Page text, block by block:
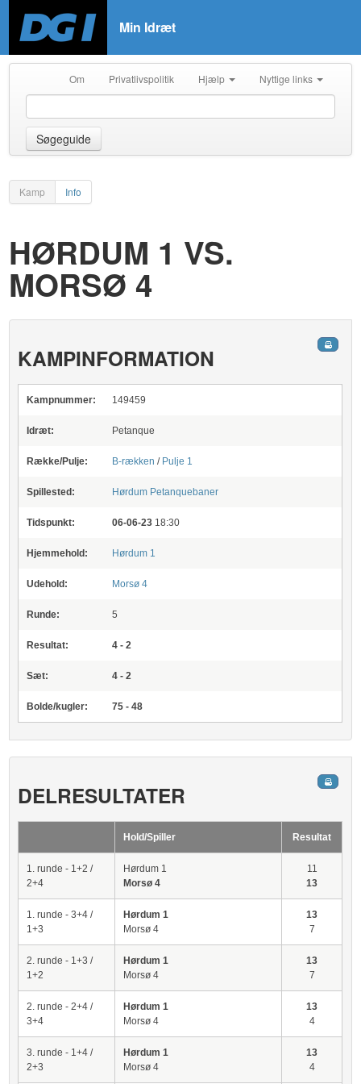
Min Idræt
Om Privatlivspolitik Hjælp Nyttige links
Søgeguide
Kamp Info
HØRDUM 1 VS.
MORSØ 4
KAMPINFORMATION
Kampnummer: 149459
Idræt: Petanque
Række/Pulje: B-rækken / Pulje 1
Spillested: Hørdum Petanquebaner
Tidspunkt: 06-06-23 18:30
Hjemmehold: Hørdum 1
Udehold: Morsø 4
Runde: 5
Resultat: 4 - 2
Sæt: 4 - 2
Bolde/kugler: 75 - 48
DELRESULTATER
Hold/Spiller Resultat
1. runde - 1+2 /
2+4
Hørdum 1
Morsø 4
11
13
1. runde - 3+4 /
1+3
Hørdum 1
Morsø 4
13
7
2. runde - 1+3 /
1+2
Hørdum 1
Morsø 4
13
7
2. runde - 2+4 /
3+4
Hørdum 1
Morsø 4
13
4
3. runde - 1+4 /
2+3
Hørdum 1
Morsø 4
13
4